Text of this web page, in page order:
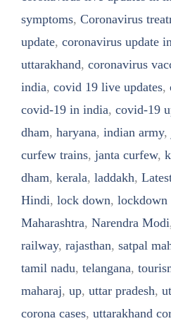
symptoms, Coronavirus
update, coronavirus update
uttarakhand, coronavirus
india, covid 19 live updates,
covid-19 in india, covid-19
dham, haryana, indian army,
curfew trains, janta curfew,
dham, kerala, laddakh,
Hindi, lock down, lockdown
Maharashtra, Narendra Modi
railway, rajasthan, satpal
tamil nadu, telangana,
maharaj, up, uttar pradesh,
corona cases, uttarakhand